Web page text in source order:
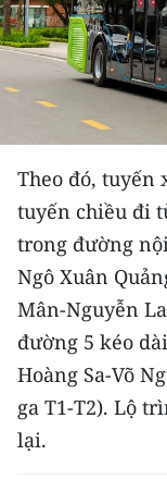
Y TẾ
KHOA HỌC -
MÔI TRƯỜNG
BẠN ĐỌC
KIỂM CHỨNG
TRI THỨC
54 DÂN TỘC
CHƯƠNG TRÌNH
MỘT SẢN PHẨM
Theo đó, tuyến
tuyến chiều đi
trong đường
Ngô Xuân
Mân-Nguyễn
đường 5 kéo
Hoàng Sa-Võ
ga T1-T2). Lộ
lại.